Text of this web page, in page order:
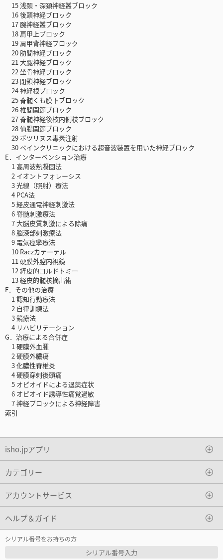
15 浅頚・深頚神経叢ブロック
16 後頭神経ブロック
17 腕神経叢ブロック
18 肩甲上ブロック
19 肩甲背神経ブロック
20 肋間神経ブロック
21 大腿神経ブロック
22 坐骨神経ブロック
23 閉鎖神経ブロック
24 神経根ブロック
25 脊髄くも膜下ブロック
26 椎間関節ブロック
27 脊髄神経後枝内側枝ブロック
28 仙腸関節ブロック
29 ボツリヌス毒素注射
30 ペインクリニックにおける超音波装置を用いた神経ブロック
E．インターベンション治療
1 高周波熱凝固法
2 イオントフォレーシス
3 光線（照射）療法
4 PCA法
5 経皮通電神経刺激法
6 脊髄刺激療法
7 大脳皮質刺激による除痛
8 脳深部刺激療法
9 電気痙攣療法
10 Raczカテーテル
11 硬膜外腔内視鏡
12 経皮的コルドトミー
13 経皮的髄核摘出術
F．その他の治療
1 認知行動療法
2 自律訓練法
3 鏡療法
4 リハビリテーション
G．治療による合併症
1 硬膜外血腫
2 硬膜外膿瘍
3 化膿性脊椎炎
4 硬膜穿刺後頭痛
5 オピオイドによる退薬症状
6 オピオイド誘導性痛覚過敏
7 神経ブロックによる神経障害
索引
isho.jpアプリ
カテゴリー
アカウントサービス
ヘルプ＆ガイド
シリアル番号をお持ちの方
シリアル番号入力